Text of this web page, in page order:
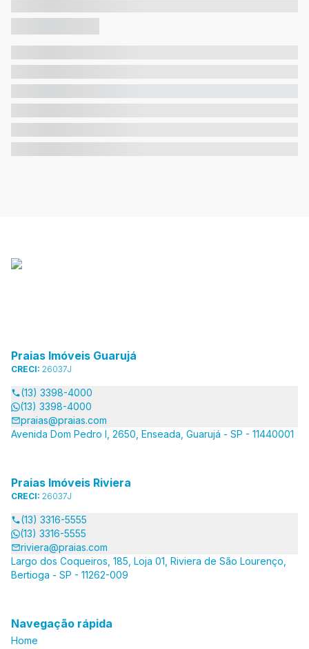
Praias Imóveis Guarujá
CRECI: 26037J
(13) 3398-4000
(13) 3398-4000
praias@praias.com
Avenida Dom Pedro I, 2650, Enseada, Guarujá - SP - 11440001
Praias Imóveis Riviera
CRECI: 26037J
(13) 3316-5555
(13) 3316-5555
riviera@praias.com
Largo dos Coqueiros, 185, Loja 01, Riviera de São Lourenço,
Bertioga - SP - 11262-009
Navegação rápida
Home